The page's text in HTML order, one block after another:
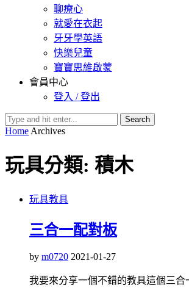
聊療心
就愛在衣起
牙牙學英語
快樂兒童
寶寶思維啟蒙
會員中心
登入 / 登出
Search
Home Archives
玩具分類: 積木
玩具教具
三合一配對板
by m0720 2021-01-27
我要來分享一個不錯的教具這個三